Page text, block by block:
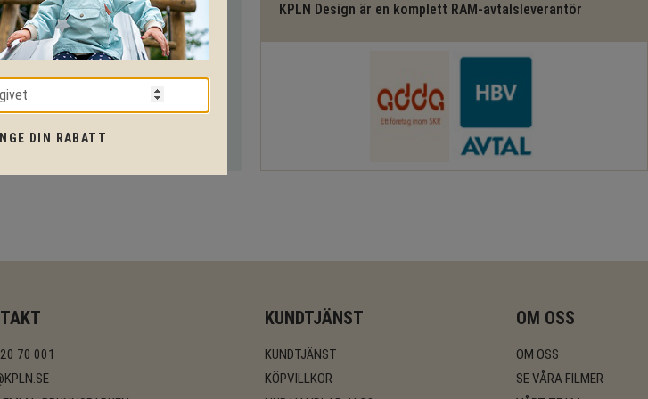
från produkter till säkerhet och
hjälper vi dig igenom hela projektet.
KPLN Design är en komplett RAM-avtalsleverantör
70 001
KUNDTJÄNST
KUNDTJÄNST
KÖPVILLKOR
OM OSS
OM OSS
SE VÅRA FILMER
DIN RABATT